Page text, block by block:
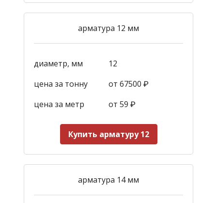
арматура 12 мм
диаметр, мм
12
цена за тонну
от 67500 ₽
цена за метр
от 59 ₽
Купить арматуру 12
арматура 14 мм